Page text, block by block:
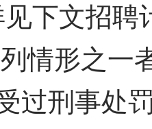
下文招聘
列情形之一
过刑事处